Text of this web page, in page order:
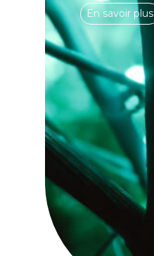
En savoir plus